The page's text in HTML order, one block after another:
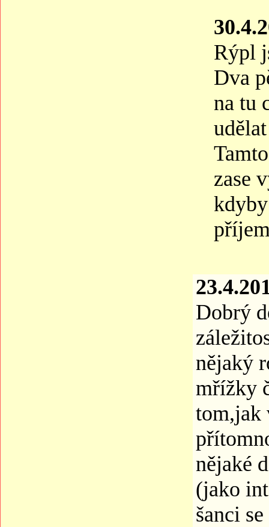
Rýpl
Dva
na tu
zase
Dobrý
nějaký
mřížky
tom,jak
nějaké
(jako
šanci